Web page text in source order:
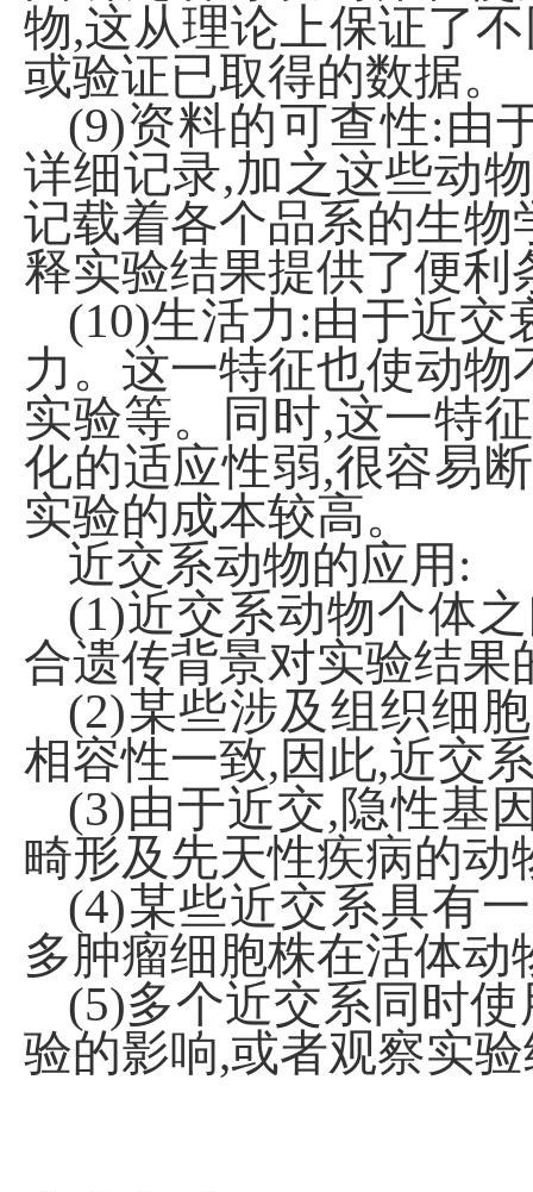
物,这从理论上保证了
或验证已取得的数据。
(9)资料的可查性:由
详细记录,加之这些动
记载着各个品系的生
释实验结果提供了便利
(10)生活力:由于近交
力。这一特征也使动
实验等。同时,这一特
化的适应性弱,很容易
实验的成本较高。
近交系动物的应用 :
(1)近交系动物个体
合遗传背景对实验结
(2)某些涉及组织细
相容性一致,因此,近交
(3)由于近交,隐性基
畸形及先天性疾病的动
(4)某些近交系具有
多肿瘤细胞株在活体动
(5)多个近交系同时
验的影响,或者观察实